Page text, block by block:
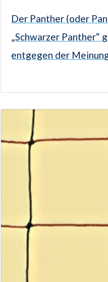
Der Panther (oder
„Schwarzer Panther“
entgegen der